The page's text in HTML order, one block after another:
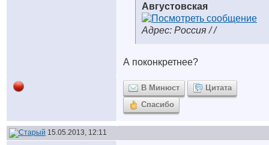
Августовская
Адрес: Россия / /
А поконкретнее?
В Минюст
Цитата
Спасибо
15.05.2013, 12:11